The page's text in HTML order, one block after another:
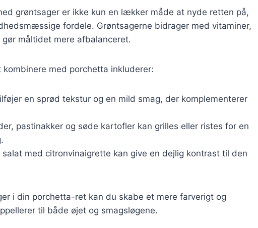
grøntsager er ikke kun en lækker måde at nyde retten på,
fordele. Grøntsagerne bidrager med vitaminer,
måltidet mere afbalanceret.
med porchetta inkluderer:
en sprød tekstur og en mild smag, der komplementerer
pastinakker og søde kartofler kan grilles eller ristes for en
salat med citronvinaigrette kan give en dejlig kontrast til den
i din porchetta-ret kan du skabe et mere farverigt og
til både øjet og smagsløgene.